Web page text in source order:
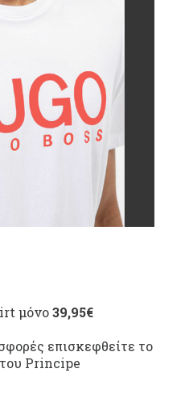
μόνο39,95€
επισκεφθείτε το
Principe